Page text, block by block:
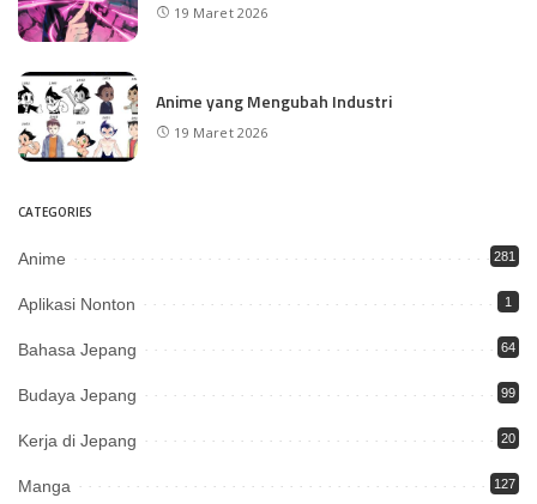
19 Maret 2026
Anime yang Mengubah Industri
19 Maret 2026
CATEGORIES
Anime 281
Aplikasi Nonton 1
Bahasa Jepang 64
Budaya Jepang 99
Kerja di Jepang 20
Manga 127